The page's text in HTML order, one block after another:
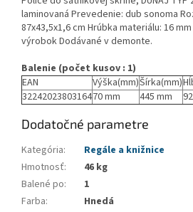
laminovaná Prevedenie: dub sonoma
87x43,5x1,6 cm Hrúbka materiálu: 16
výrobok Dodávané v demonte.
Balenie (počet kusov : 1)
EAN
Výška(mm)Šírka(mm)
3224202380316470 mm 445 mm
Dodatočné parametre
Kategória:
Regále a knižnice
Hmotnosť:
46 kg
Balené po:
1
Farba:
Hnedá